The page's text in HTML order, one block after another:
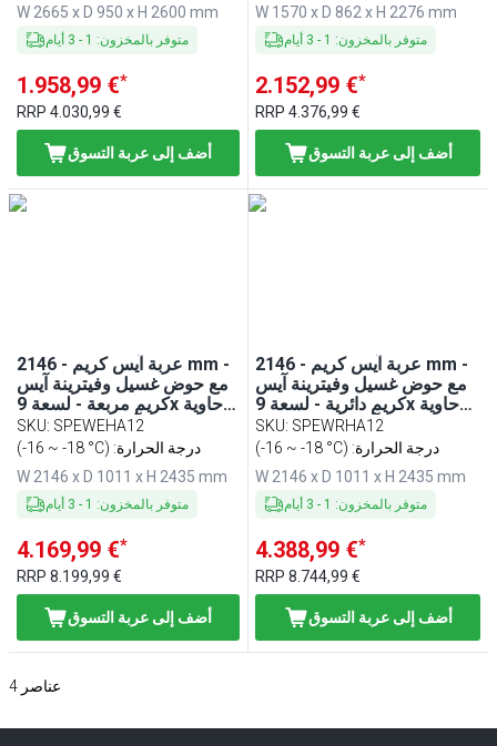
W 2665 x D 950 x H 2600 mm
متوفر بالمخزون:
1
-
3 أيام
1.958,99 €*
RRP 4.030,99 €
أضف إلى عربة التسوق
W 1570 x D 862 x H 2276 mm
متوفر بالمخزون:
1
-
3 أيام
2.152,99 €*
RRP4.376,99 €
أضف إلى عربة التسوق
عربة آيس كريم - 2146 mm -
مع حوض غسيل وفيترينة آيس
كريم مربعة - لسعة 9x حاوية
آيس كريم سعة 5 Liter
SKU: SPEWEHA12
(-16 ~ -18 °C) :درجة الحرارة
W 2146 x D 1011 x H 2435 mm
متوفر بالمخزون:
1
-
3 أيام
4.169,99 €*
RRP 8.199,99 €
أضف إلى عربة التسوق
عربة آيس كريم - 2146 mm -
مع حوض غسيل وفيترينة آيس
كريم دائرية - لسعة 9x حاوية
آيس كريم سعة 5 Liter
SKU: SPEWRHA12
(-16 ~ -18 °C) :درجة الحرارة
W 2146 x D 1011 x H 2435 mm
متوفر بالمخزون:
1
-
3 أيام
4.388,99 €*
RRP8.744,99 €
أضف إلى عربة التسوق
4 عناصر